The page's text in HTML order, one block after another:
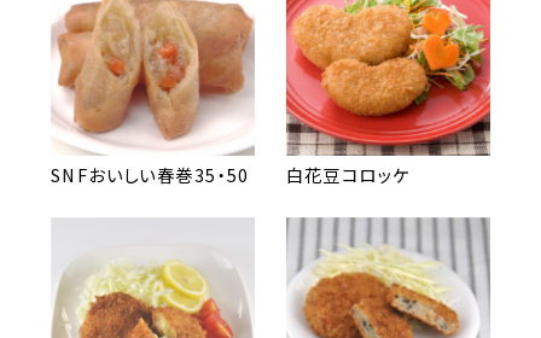
SNFおいしい春巻35・50 白花豆コロッケ